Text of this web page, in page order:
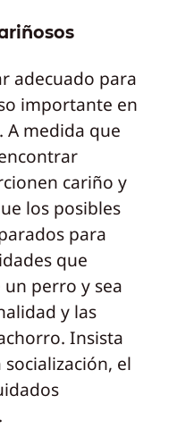
adecuado para
importante en
A medida que
cariño y
los posibles
para
que
perro y sea
y las
Insista
el